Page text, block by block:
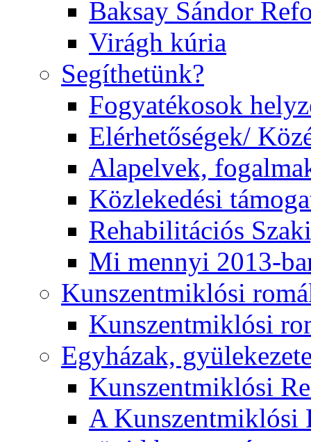
Baksay Sándor
Virágh kúria
Segíthetünk?
Fogyatékosok
Elérhetőségek/
Alapelvek,
Közlekedési
Rehabilitációs
Mi mennyi 2013-
Kunszentmiklósi
Kunszentmiklósi
Egyházak,
Kunszentmiklósi
A Kunszentmiklósi